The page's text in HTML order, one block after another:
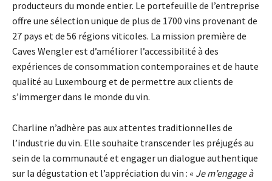
producteurs du monde entier. Le portefeuille de l’entreprise
offre une sélection unique de plus de 1700 vins provenant de
27 pays et de 56 régions viticoles. La mission première de
Caves Wengler est d’améliorer l’accessibilité à des
expériences de consommation contemporaines et de haute
qualité au Luxembourg et de permettre aux clients de
s’immerger dans le monde du vin.
Charline n’adhère pas aux attentes traditionnelles de
l’industrie du vin. Elle souhaite transcender les préjugés au
sein de la communauté et engager un dialogue authentique
sur la dégustation et l’appréciation du vin : « Je m’engage à